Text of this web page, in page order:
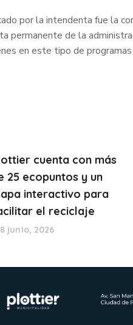
por la intendenta fue la
permanente de la
en este tipo de
cuenta con más
25 ecopuntos y un
interactivo para
el reciclaje
8 junio, 2026